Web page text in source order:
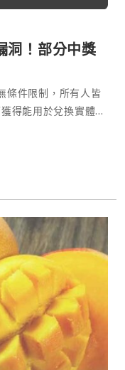
洞！部分中獎
條件限制，所有人皆
得能用於兌換實體的
NFT（總量 2222
受用戶批評以外，